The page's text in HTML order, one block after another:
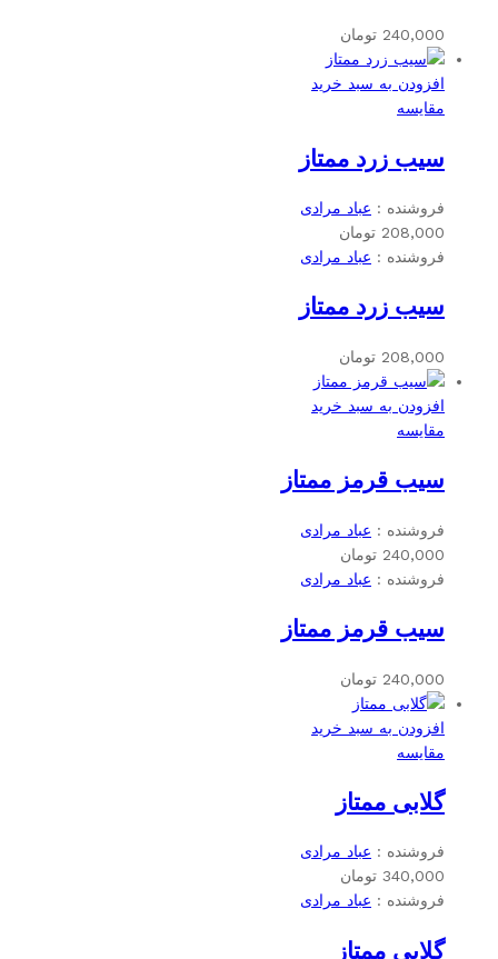
240,000 تومان
افزودن به سبد خرید
مقایسه
سیب زرد ممتاز
فروشنده : عباد مرادی
208,000 تومان
فروشنده : عباد مرادی
سیب زرد ممتاز
208,000 تومان
افزودن به سبد خرید
مقایسه
سیب قرمز ممتاز
فروشنده : عباد مرادی
240,000 تومان
فروشنده : عباد مرادی
سیب قرمز ممتاز
240,000 تومان
افزودن به سبد خرید
مقایسه
گلابی ممتاز
فروشنده : عباد مرادی
340,000 تومان
فروشنده : عباد مرادی
گلابی ممتاز